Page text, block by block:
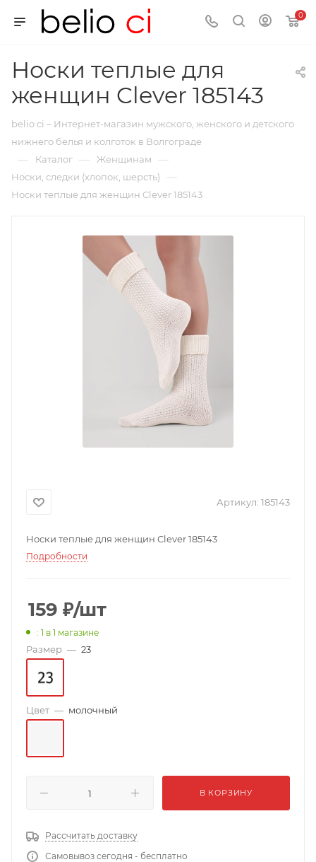
0
Носки теплые для
женщин Clever 185143
belio ci – Интернет-магазин мужского, женского и детского
нижнего белья и колготок в Волгограде
— Каталог — Женщинам —
Носки, следки (хлопок, шерсть) —
Носки теплые для женщин Clever 185143
Артикул: 185143
Носки теплые для женщин Clever 185143
Подробности
159 ₽/шт
: 1 в 1 магазине
Размер — 23
Цвет — молочный
В КОРЗИНУ
Рассчитать доставку
Самовывоз сегодня - бесплатно